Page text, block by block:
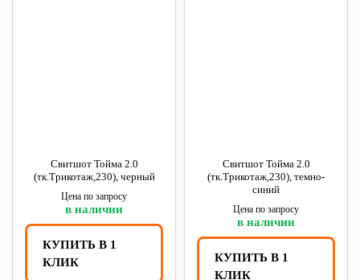
Свитшот Тойма 2.0
(тк.Трикотаж,230), черный
Цена по запросу
в наличии
КУПИТЬ В 1
КЛИК
Свитшот Тойма 2.0
(тк.Трикотаж,230), темно-
синий
Цена по запросу
в наличии
КУПИТЬ В 1
КЛИК